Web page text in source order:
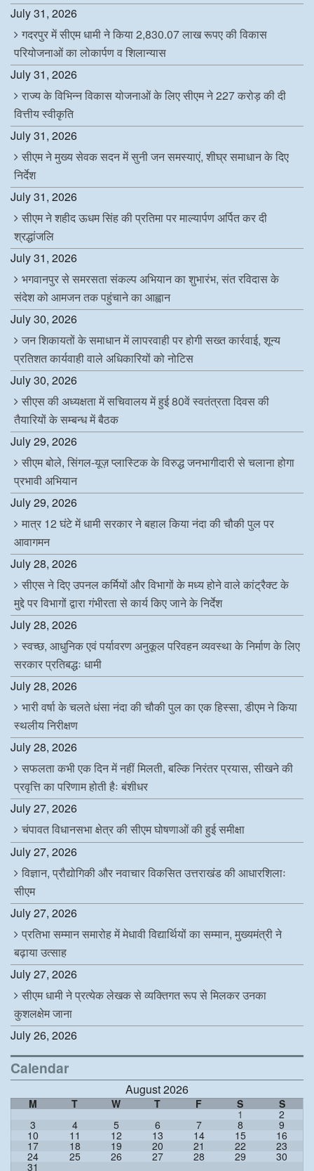
July 31, 2026
गदरपुर में सीएम धामी ने किया 2,830.07 लाख रूपए की विकास
परियोजनाओं का लोकार्पण व शिलान्यास
July 31, 2026
राज्य के विभिन्न विकास योजनाओं के लिए सीएम ने 227 करोड़ की दी
वित्तीय स्वीकृति
July 31, 2026
सीएम ने मुख्य सेवक सदन में सुनी जन समस्याएं, शीघ्र समाधान के दिए
निर्देश
July 31, 2026
सीएम ने शहीद ऊधम सिंह की प्रतिमा पर माल्यार्पण अर्पित कर दी
श्रद्धांजलि
July 31, 2026
भगवानपुर से समरसता संकल्प अभियान का शुभारंभ, संत रविदास के
संदेश को आमजन तक पहुंचाने का आह्वान
July 30, 2026
जन शिकायतों के समाधान में लापरवाही पर होगी सख्त कार्रवाई, शून्य
प्रतिशत कार्यवाही वाले अधिकारियों को नोटिस
July 30, 2026
सीएस की अध्यक्षता में सचिवालय में हुई 80वें स्वतंत्रता दिवस की
तैयारियों के सम्बन्ध में बैठक
July 29, 2026
सीएम बोले, सिंगल-यूज़ प्लास्टिक के विरुद्ध जनभागीदारी से चलाना होगा
प्रभावी अभियान
July 29, 2026
मात्र 12 घंटे में धामी सरकार ने बहाल किया नंदा की चौकी पुल पर
आवागमन
July 28, 2026
सीएस ने दिए उपनल कर्मियों और विभागों के मध्य होने वाले कांट्रैक्ट के
मुद्दे पर विभागों द्वारा गंभीरता से कार्य किए जाने के निर्देश
July 28, 2026
स्वच्छ, आधुनिक एवं पर्यावरण अनुकूल परिवहन व्यवस्था के निर्माण के लिए
सरकार प्रतिबद्धः धामी
July 28, 2026
भारी वर्षा के चलते धंसा नंदा की चौकी पुल का एक हिस्सा, डीएम ने किया
स्थलीय निरीक्षण
July 28, 2026
सफलता कभी एक दिन में नहीं मिलती, बल्कि निरंतर प्रयास, सीखने की
प्रवृत्ति का परिणाम होती हैः बंशीधर
July 27, 2026
चंपावत विधानसभा क्षेत्र की सीएम घोषणाओं की हुई समीक्षा
July 27, 2026
विज्ञान, प्रौद्योगिकी और नवाचार विकसित उत्तराखंड की आधारशिलाः
सीएम
July 27, 2026
प्रतिभा सम्मान समारोह में मेधावी विद्यार्थियों का सम्मान, मुख्यमंत्री ने
बढ़ाया उत्साह
July 27, 2026
सीएम धामी ने प्रत्येक लेखक से व्यक्तिगत रूप से मिलकर उनका
कुशलक्षेम जाना
July 26, 2026
Calendar
August 2026
M T W T F S S
1 2
3 4 5 6 7 8 9
10 11 12 13 14 15 16
17 18 19 20 21 22 23
24 25 26 27 28 29 30
31